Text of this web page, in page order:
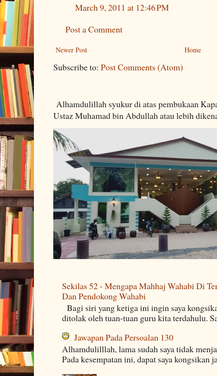
March 9, 2011 at 12:46 PM
Post a Comment
Newer Post Home
Subscribe to: Post Comments (Atom)
Alhamdulillah syukur di atas pembukaan
Ustaz Muhamad bin Abdullah atau lebih
Sekilas 52 - Mengapa Mahhaj Wahabi Di
Dan Pendokong Wahabi
Bagi siri yang ketiga ini ingin saya
ditolak oleh tuan-tuan guru kita terdahulu.
Jawapan Pada Persoalan 130
Alhamdulilllah, lama sudah saya tidak
Pada kesempatan ini, dapat saya kongsikan